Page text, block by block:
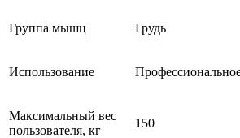
Группа мышц Грудь
Использование
Максимальный вес
пользователя, кг
150